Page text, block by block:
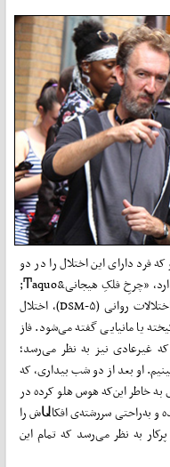
فرد دارای این اختلال را در دو
سر طیف افسردگی و شیدایی سرگردان نگه می‌دارد، «چرخِ‌ فلکِ هیجانی&Ͳaquo;
گذاشت. بر اساس راهنمای تشخیصی و آماری اختلالات روانی (DSM-۵)، اختلال
یا مانیایی گفته می‌شود. فاز
غیرعادی نیز به نظر می‌رسد؛
او بعد از دو شب بیداری، که
به خاطر این‌که هوس هلو کرده در
سوپر مارکت می‌خرامد. لکسی به‌شدت پرحرف شده و به‌راحتی سررشته‌ی افکاԱش را
به نظر می‌رسد که تمام این